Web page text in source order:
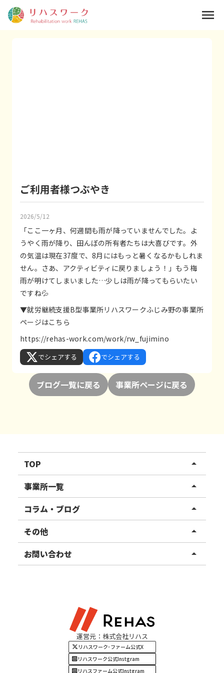
ご利用者様つぶやき
2026/5/12
「ここ一ヶ月、何週間も雨が降っていませんでした。よ
うやく雨が降り、田んぼの所有者たちは大喜びです。外
の気温は現在37度で、8月にはもっと暑くなるかもしれま
せん。さあ、アクティビティに戻りましょう！」もう梅
雨が明けてしまいました…少しは雨が降ってもらいたい
ですね💦
▼就労継続支援B型事業所リハスワークふじみ野の事業所
ページはこちら
https://rehas-work.com/work/rw_fujimino
でシェアする でシェアする
ブログ一覧に戻る 事業所ページに戻る
menu
TOP arrow_drop_up
リハスワーク
リハスファーム
事業所一覧 arrow_drop_up
関東エリア
東北エリア
甲信越エリア
四国・九州エリア
コラム・ブログ arrow_drop_up
事業所ブログ
ご利用者様の声
その他 arrow_drop_up
お知らせ
お問い合わせ arrow_drop_up
運営元：株式会社リハス
リハスワーク･ファーム公式X
リハスワーク公式Instgram
リハスファーム公式Instgram